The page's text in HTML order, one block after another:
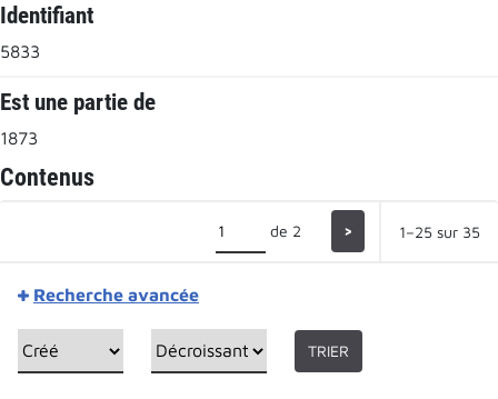
Identifiant
5833
Est une partie de
1873
Contenus
de 2 > 1–25 sur 35
Recherche avancée
TRIER